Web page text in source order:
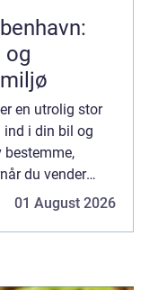
og
en utrolig stor
i din bil og
bestemme,
du vender
af andre eller
01 August 2026